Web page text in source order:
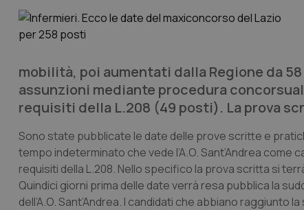
mobilità, poi aumentati dalla Regione da
assunzioni mediante procedura
requisiti della L.208 (49 posti). La prova
Sono state pubblicate le date delle prove scritte e
tempo indeterminato che vede l’A.O. Sant’Andrea
requisiti della L.208. Nello specifico la prova scritta si
Quindici giorni prima delle date verrà resa pubblica la
dell’A.O. Sant’Andrea. I candidati che abbiano